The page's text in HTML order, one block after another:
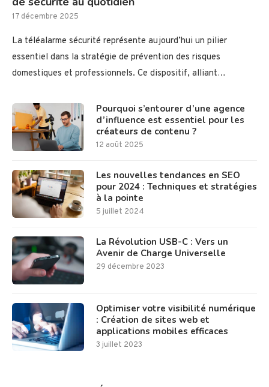
17 décembre 2025
La téléalarme sécurité représente aujourd’hui un pilier
essentiel dans la stratégie de prévention des risques
domestiques et professionnels. Ce dispositif, alliant…
Pourquoi s’entourer d’une agence
d’influence est essentiel pour les
créateurs de contenu ?
12 août 2025
Les nouvelles tendances en SEO
pour 2024 : Techniques et stratégies
à la pointe
5 juillet 2024
La Révolution USB-C : Vers un
Avenir de Charge Universelle
29 décembre 2023
Optimiser votre visibilité numérique
: Création de sites web et
applications mobiles efficaces
3 juillet 2023